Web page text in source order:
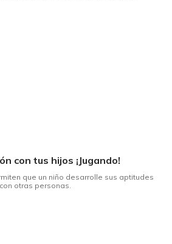
con tus hijos ¡Jugando!
que un niño desarrolle sus aptitudes
otras personas.